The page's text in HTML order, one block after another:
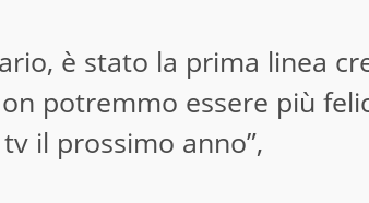
è stato la prima linea
potremmo essere più
il prossimo anno”,